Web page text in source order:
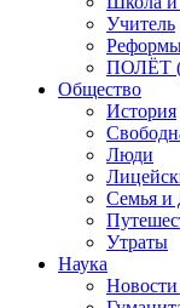
Учитель
ПОЛЁТ
Общество
История
Люди
Семья и
Утраты
Наука